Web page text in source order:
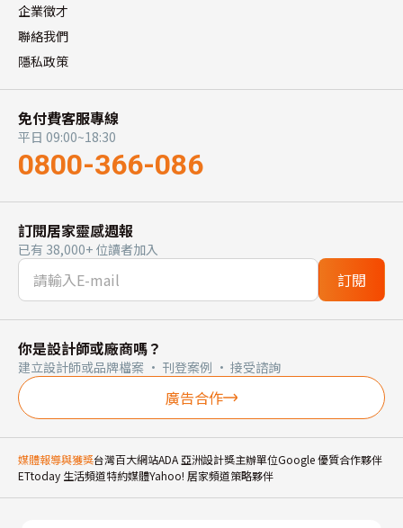
企業徵才
聯絡我們
隱私政策
免付費客服專線
平日 09:00~18:30
0800-366-086
訂閱居家靈感週報
已有 38,000+ 位讀者加入
訂閱
你是設計師或廠商嗎？
建立設計師或品牌檔案 · 刊登案例 · 接受諮詢
廣告合作
媒體報導與獲獎台灣百大網站ADA 亞洲設計獎主辦單位Google 優質合作夥伴
ETtoday 生活頻道特約媒體Yahoo! 居家頻道策略夥伴